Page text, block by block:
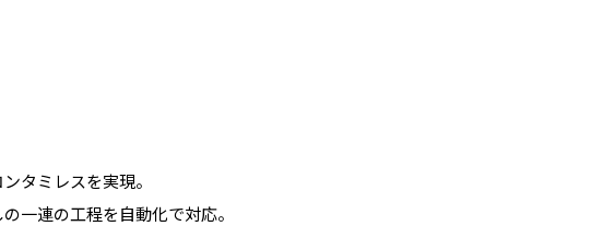
タミレスを実現。
連の工程を自動化で対応。